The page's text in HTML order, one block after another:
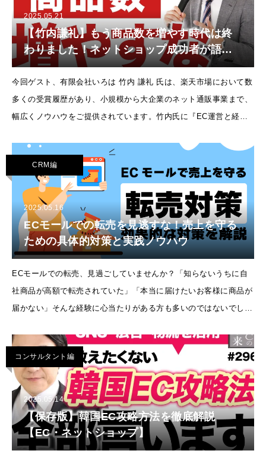
2025.05.21
【竹内謙礼】もう商品数を増やす時代は終
わりました！ネットショップ成功者が語る
真実とは【EC・ネットショップ・楽天・
Amazon】
今回ゲスト、有限会社いろは 竹内 謙礼 氏は、楽天市場において数
多くの受賞履歴があり、小規模から大企業のネット通販事業まで、
幅広くノウハウをご提供されています。竹内氏に『EC運営と経営
CRM編
2025.05.16
ECモールでの転売を見逃すな！売上を守る
ための具体的対策と実践ノウハウ
ECモールでの転売、見過ごしていませんか？「知らないうちに自
社商品が高額で転売されていた」「本当に届けたいお客様に商品が
届かない」そんな経験に心当たりがある方も多いのではないでしょ
抱えるシ
コンサルタント編
2025.05.14
【保存版】韓国EC攻略方法を徹底解説
【EC・ネットショップ】